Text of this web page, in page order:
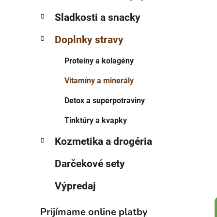
a
n
e
i
Sladkosti a snacky
Doplnky stravy
Proteíny a kolagény
Vitamíny a minerály
Detox a superpotraviny
Tinktúry a kvapky
Kozmetika a drogéria
Darčekové sety
Výpredaj
Prijímame online platby